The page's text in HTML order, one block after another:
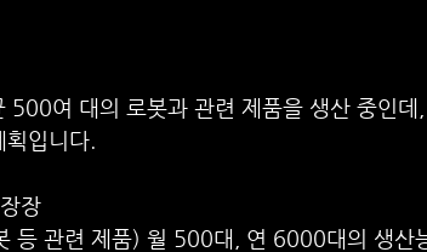
여 대의 로봇과 관련 제품을 생산 중인데
입니다.
장
등 관련 제품) 월 500대, 연 6000대의 생산